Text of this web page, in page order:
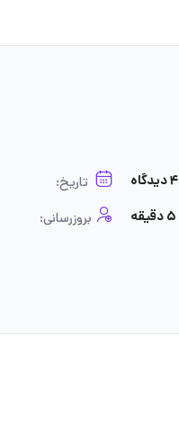
۴ دیدگاه تاریخ:
۵ دقیقه بروزرسانی: